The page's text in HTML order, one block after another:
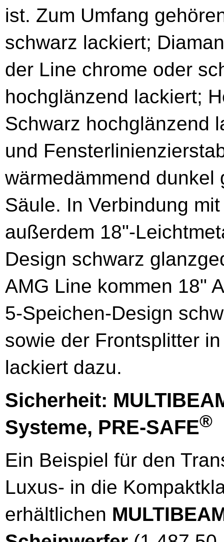
ist. Zum Umfang
schwarz lackiert;
der Line chrome oder
hochglänzend lackiert;
Schwarz hochglänzend
und
wärmedämmend
Säule. In Verbindung
außerdem 18"-
Design schwarz
AMG Line kommen 18"
5‑Speichen-Design
sowie der Frontsplitter
lackiert dazu.
Sicherheit:
Systeme, PRE-SAFE®
Ein Beispiel für den
Luxus- in die
erhältlichen